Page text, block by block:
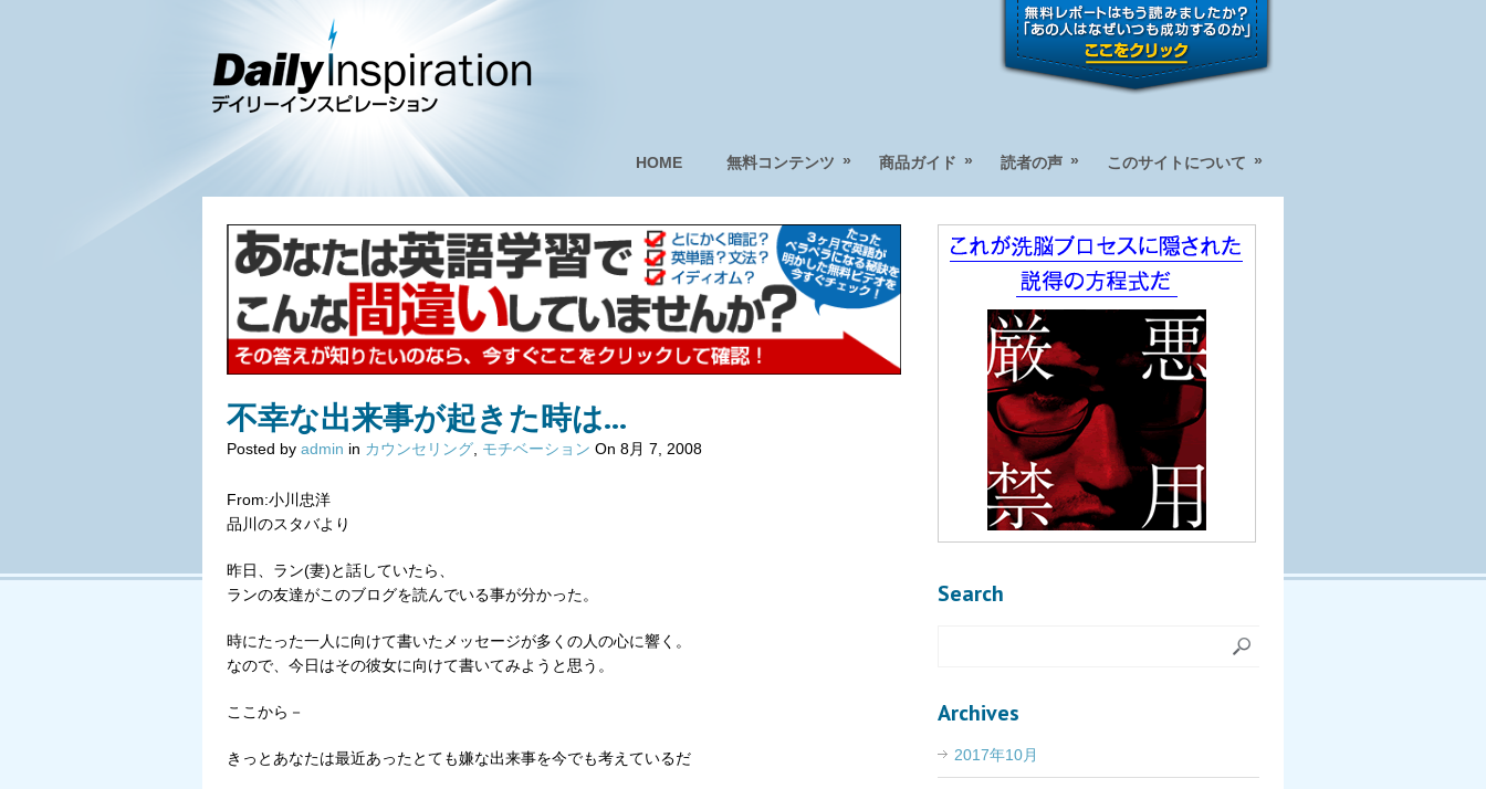
HOME 無料コンテンツ » 商品ガイド » 読者の声 » このサイトについて »
不幸な出来事が起きた時は…
Posted by admin in カウンセリング モチベーション On 8月 7, 2008
From:小川忠洋
品川のスタバより
昨日、ラン(妻)と話していたら、
ランの友達がこのブログを読んでいる事が分かった。
時にたった一人に向けて書いたメッセージが多くの人の心に響く。
なので、今日はその彼女に向けて書いてみようと思う。
ここから－
きっとあなたは最近あったとても嫌な出来事を今でも考えているだ
Search
Archives
2017年10月